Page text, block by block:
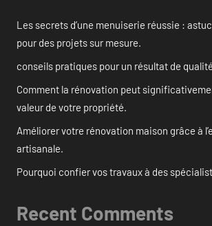
Les secrets d’une menuiserie réussie :
pour des projets sur mesure.
conseils pratiques pour un résultat de
Comment la rénovation peut
valeur de votre propriété.
Améliorer votre rénovation maison grâce à
artisanale.
Pourquoi confier vos travaux à des
Recent Comments